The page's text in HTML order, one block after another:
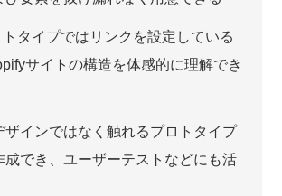
タイプではリンクを設定している
サイトの構造を体感的に理解でき
ザインではなく触れるプロトタイプ
成でき、ユーザーテストなどにも活